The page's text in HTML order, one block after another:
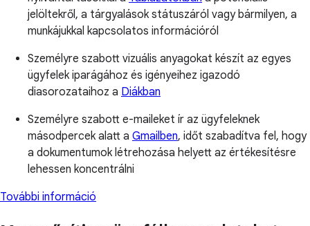
jelöltekről, a tárgyalások státuszáról vagy bármilyen, a
munkájukkal kapcsolatos információról
Személyre szabott vizuális anyagokat készít az egyes
ügyfelek iparágához és igényeihez igazodó
diasorozataihoz a Diákban
Személyre szabott e-maileket ír az ügyfeleknek
másodpercek alatt a Gmailben, időt szabadítva fel, hogy
a dokumentumok létrehozása helyett az értékesítésre
lehessen koncentrálni
További információ